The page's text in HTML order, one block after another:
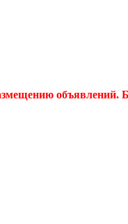
объявлений.